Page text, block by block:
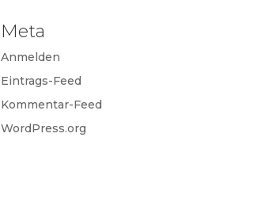
Meta
Anmelden
Eintrags-Feed
Kommentar-Feed
WordPress.org